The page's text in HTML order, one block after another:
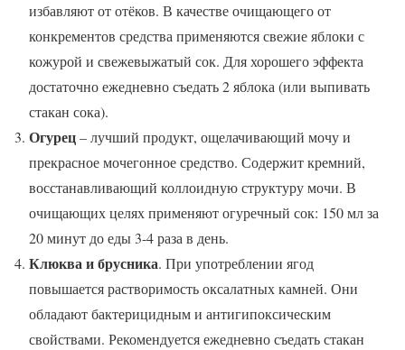
избавляют от отёков. В качестве очищающего от
конкрементов средства применяются свежие яблоки с
кожурой и свежевыжатый сок. Для хорошего эффекта
достаточно ежедневно съедать 2 яблока (или выпивать
стакан сока).
Огурец– лучший продукт, ощелачивающий мочу и
прекрасное мочегонное средство. Содержит кремний,
восстанавливающий коллоидную структуру мочи. В
очищающих целях применяют огуречный сок: 150 мл за
20 минут до еды 3-4 раза в день.
Клюква и брусника. При употреблении ягод
повышается растворимость оксалатных камней. Они
обладают бактерицидным и антигипоксическим
свойствами. Рекомендуется ежедневно съедать стакан